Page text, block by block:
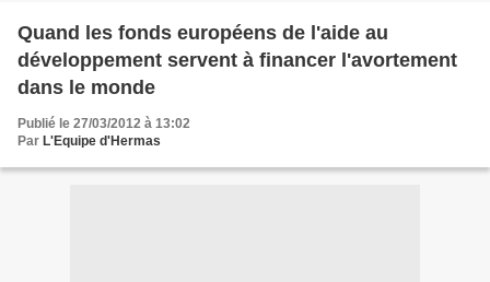
Quand les fonds européens de l'aide au
développement servent à financer l'avortement
dans le monde
Publié le 27/03/2012 à 13:02
Par L'Equipe d'Hermas